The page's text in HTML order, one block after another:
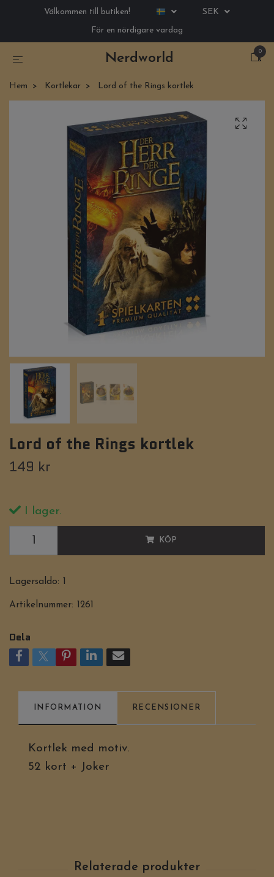
Välkommen till butiken!
SEK
För en nördigare vardag
Nerdworld
0
Hem Kortlekar Lord of the Rings kortlek
Lord of the Rings kortlek
149 kr
I lager.
KÖP
Lagersaldo:
Artikelnummer: 1261
Dela
INFORMATION RECENSIONER
Kortlek med motiv.
52 kort + Joker